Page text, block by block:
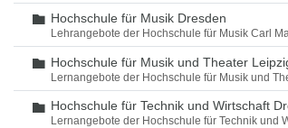
Ordner
Hochschule für Musik Dresden
Lehrangebote der Hochschule für Musik Carl
Ordner
Hochschule für Musik und Theater
Lernangebote der Hochschule für Musik und
Ordner
Hochschule für Technik und Wirtschaft
Lernangebote der Hochschule für Technik und